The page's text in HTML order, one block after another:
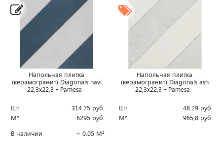
Напольная плитка
(керамогранит) Diagonals navi
22,3x22,3 - Pamesa
Шт 314.75 руб.
М²
6295 руб.
В наличии
~ 0.05 М²
Напольная плитка
(керамогранит) Diagonals ash
22,3x22,3 - Pamesa
Шт 48.29 руб.
М²
965,8 руб.